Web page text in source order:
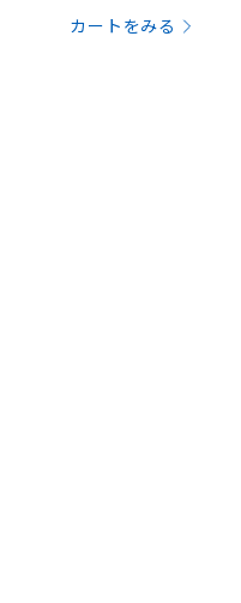
カートをみる